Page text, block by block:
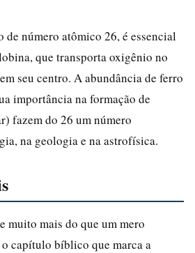
de número atômico 26, é essencial
que transporta oxigênio no
seu centro. A abundância de ferro
importância na formação de
fazem do 26 um número
na geologia e na astrofísica.
muito mais do que um mero
capítulo bíblico que marca a